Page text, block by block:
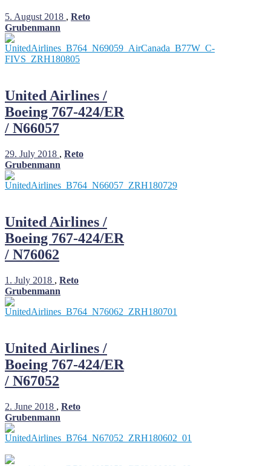
5. August 2018 , Reto
Grubenmann
United Airlines /
Boeing 767-424/ER
/ N66057
29. July 2018 , Reto
Grubenmann
United Airlines /
Boeing 767-424/ER
/ N76062
1. July 2018 , Reto
Grubenmann
United Airlines /
Boeing 767-424/ER
/ N67052
2. June 2018 , Reto
Grubenmann